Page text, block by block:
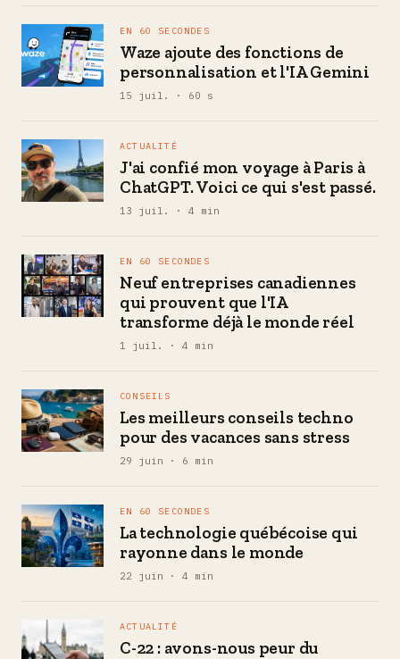
EN 60 SECONDES
Waze ajoute des fonctions de
personnalisation et l'IA Gemini
15 juil. · 60 s
ACTUALITÉ
J'ai confié mon voyage à Paris à
ChatGPT. Voici ce qui s'est passé.
13 juil. · 4 min
EN 60 SECONDES
Neuf entreprises canadiennes
qui prouvent que l'IA
transforme déjà le monde réel
1 juil. · 4 min
CONSEILS
Les meilleurs conseils techno
pour des vacances sans stress
29 juin · 6 min
EN 60 SECONDES
La technologie québécoise qui
rayonne dans le monde
22 juin · 4 min
ACTUALITÉ
C-22 : avons-nous peur du